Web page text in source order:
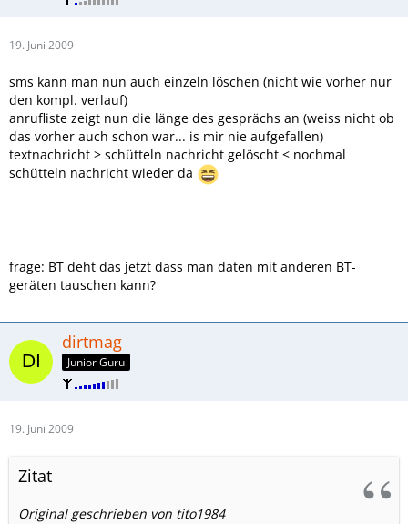
19. Juni 2009
sms kann man nun auch einzeln löschen (nicht wie vorher nur
den kompl. verlauf)
anrufliste zeigt nun die länge des gesprächs an (weiss nicht ob
das vorher auch schon war... is mir nie aufgefallen)
textnachricht > schütteln nachricht gelöscht < nochmal
schütteln nachricht wieder da
frage: BT deht das jetzt dass man daten mit anderen BT-
geräten tauschen kann?
dirtmag
Junior Guru
19. Juni 2009
Zitat
Original geschrieben von tito1984